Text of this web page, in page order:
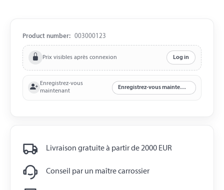
Product number: 003000123
Prix visibles après connexion Log in
Enregistrez-vous
maintenant
Enregistrez-vous maintenant
Livraison gratuite à partir de 2000 EUR
Conseil par un maître carrossier